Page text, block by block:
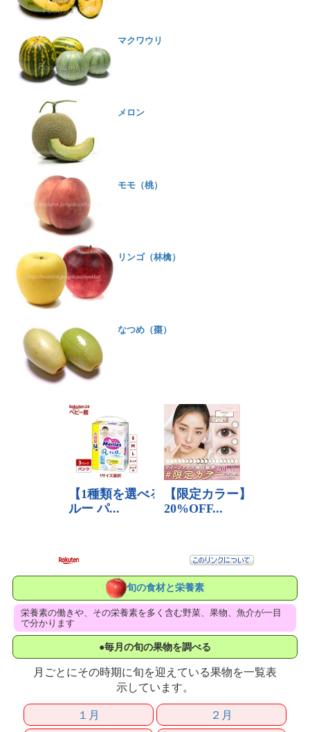
マクワウリ
メロン
モモ（桃）
リンゴ（林檎）
なつめ（棗）
旬の食材と栄養素
栄養素の働きや、その栄養素を多く含む野菜、果物、魚介が一目
で分かります
●毎月の旬の果物を調べる
月ごとにその時期に旬を迎えている果物を一覧表
示しています。
１月
２月